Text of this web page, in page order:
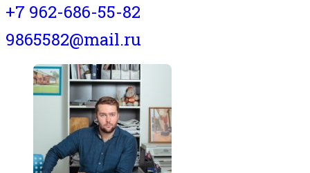
+7 962-686-55-82
9865582@mail.ru